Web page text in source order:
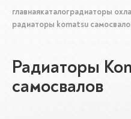
главнаякаталоградиаторы
радиаторы komatsu
Радиаторы
самосвалов